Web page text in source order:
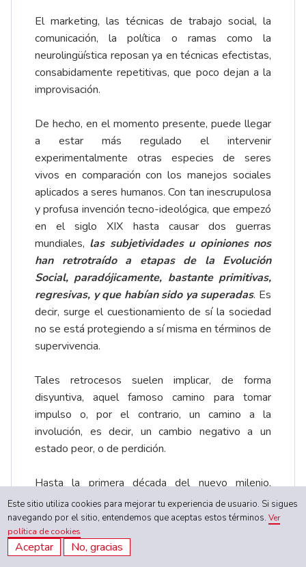
El marketing, las técnicas de trabajo social, la
comunicación, la política o ramas como la
neurolingüística reposan ya en técnicas efectistas,
consabidamente repetitivas, que poco dejan a la
improvisación.
De hecho, en el momento presente, puede llegar
a estar más regulado el intervenir
experimentalmente otras especies de seres
vivos en comparación con los manejos sociales
aplicados a seres humanos. Con tan inescrupulosa
y profusa invención tecno-ideológica, que empezó
en el siglo XIX hasta causar dos guerras
mundiales, las subjetividades u opiniones nos
han retrotraído a etapas de la Evolución
Social, paradójicamente, bastante primitivas,
regresivas, y que habían sido ya superadas. Es
decir, surge el cuestionamiento de sí la sociedad
no se está protegiendo a sí misma en términos de
supervivencia.
Tales retrocesos suelen implicar, de forma
disyuntiva, aquel famoso camino para tomar
impulso o, por el contrario, un camino a la
involución, es decir, un cambio negativo a un
estado peor, o de perdición.
Hasta la primera década del nuevo milenio,
Colombia era un país asociado a la producción de
narcóticos. No era consumidor… Hoy los males se
conjugan. Las incrementadas personas co-
dependientes o adictas igual hacen parte de las
Este sitio utiliza cookies para mejorar tu experiencia de usuario. Si sigues
navegando por el sitio, entendemos que aceptas estos términos.Ver
política de cookies
Aceptar No, gracias